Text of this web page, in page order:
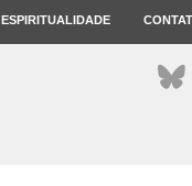
ESPIRITUALIDADE